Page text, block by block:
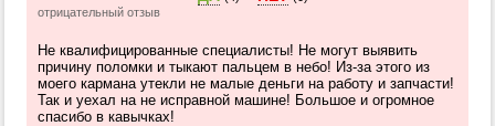
отрицательный отзыв
Не квалифицированные специалисты! Не могут выявить
причину поломки и тыкают пальцем в небо! Из-за этого из
моего кармана утекли не малые деньги на работу и запчасти!
Так и уехал на не исправной машине! Большое и огромное
спасибо в кавычках!